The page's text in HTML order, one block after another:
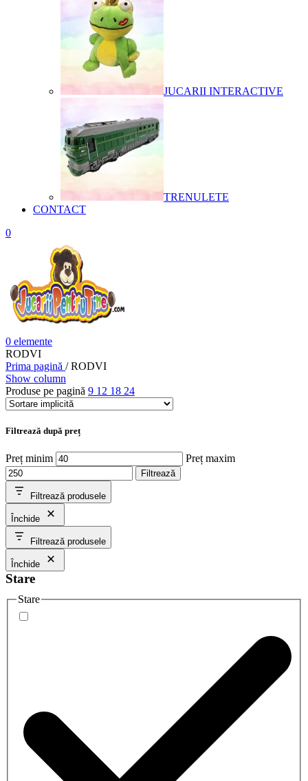
JUCARII INTERACTIVE
TRENULETE
CONTACT
0
0 elemente
RODVI
Prima pagină / RODVI
Show column
Produse pe pagină 9 12 18 24
Filtrează după preț
Preț minim Preț maxim
Filtrează
Filtrează produsele
Închide
Filtrează produsele
Închide
Stare
Stare